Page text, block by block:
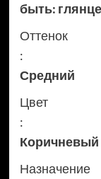
быть:
Оттенок
:
Средний
Цвет
:
Коричневый
Назначение